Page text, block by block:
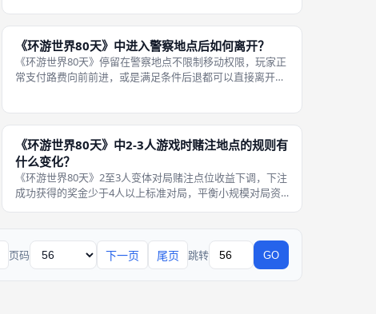
囤积强力卡牌，逼迫玩家主动取舍
《环游世界80天》中进入警察地点后如何离开？
《环游世界80天》停留在警察地点不限制移动权限，玩家正
常支付路费向前前进，或是满足条件后退都可以直接离开，
警察格子会被困住，属于常见规则
《环游世界80天》中2-3人游戏时赌注地点的规则有
什么变化？
《环游世界80天》2至3人变体对局赌注点位收益下调，下注
成功获得的奖金少于4人以上标准对局，平衡小规模对局资
准，资金会快速膨胀，破坏行进
页码 下一页 尾页 跳转 GO